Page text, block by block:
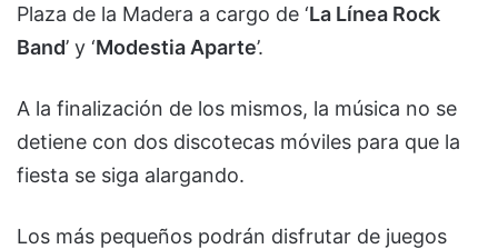
Plaza de la Madera a cargo de ‘La Línea Rock
Band’ y ‘Modestia Aparte’.
A la finalización de los mismos, la música no se
detiene con dos discotecas móviles para que la
fiesta se siga alargando.
Los más pequeños podrán disfrutar de juegos